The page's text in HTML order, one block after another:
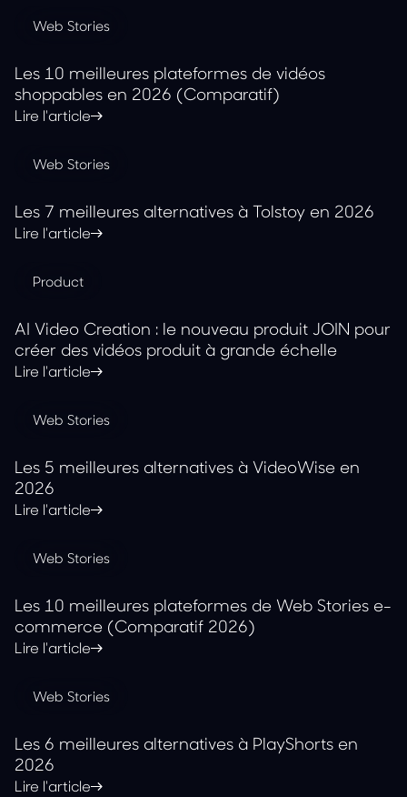
Web Stories
Les 10 meilleures plateformes de vidéos
shoppables en 2026 (Comparatif)
Lire l'article
Web Stories
Les 7 meilleures alternatives à Tolstoy en 2026
Lire l'article
Product
AI Video Creation : le nouveau produit JOIN pour
créer des vidéos produit à grande échelle
Lire l'article
Web Stories
Les 5 meilleures alternatives à VideoWise en
2026
Lire l'article
Web Stories
Les 10 meilleures plateformes de Web Stories e-
commerce (Comparatif 2026)
Lire l'article
Web Stories
Les 6 meilleures alternatives à PlayShorts en
2026
Lire l'article